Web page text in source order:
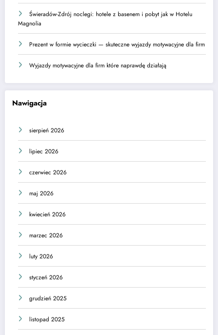
Świeradów-Zdrój noclegi: hotele z basenem i pobyt jak w Hotelu
Magnolia
Prezent w formie wycieczki — skuteczne wyjazdy motywacyjne dla firm
Wyjazdy motywacyjne dla firm które naprawdę działają
Nawigacja
sierpień 2026
lipiec 2026
czerwiec 2026
maj 2026
kwiecień 2026
marzec 2026
luty 2026
styczeń 2026
grudzień 2025
listopad 2025